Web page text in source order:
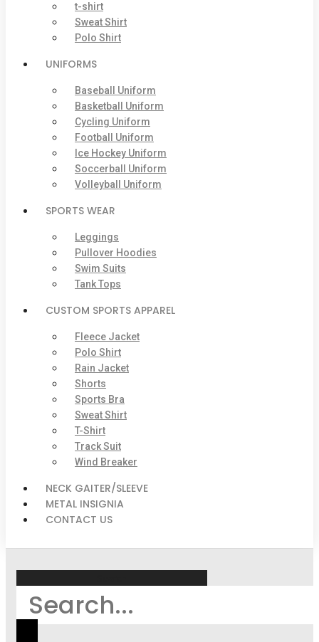
t-shirt
Sweat Shirt
Polo Shirt
UNIFORMS
Baseball Uniform
Basketball Uniform
Cycling Uniform
Football Uniform
Ice Hockey Uniform
Soccerball Uniform
Volleyball Uniform
SPORTS WEAR
Leggings
Pullover Hoodies
Swim Suits
Tank Tops
CUSTOM SPORTS APPAREL
Fleece Jacket
Polo Shirt
Rain Jacket
Shorts
Sports Bra
Sweat Shirt
T-Shirt
Track Suit
Wind Breaker
NECK GAITER/SLEEVE
METAL INSIGNIA
CONTACT US